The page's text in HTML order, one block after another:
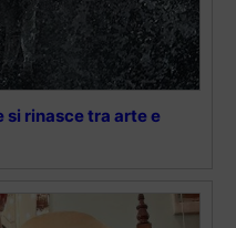
si rinasce tra arte e